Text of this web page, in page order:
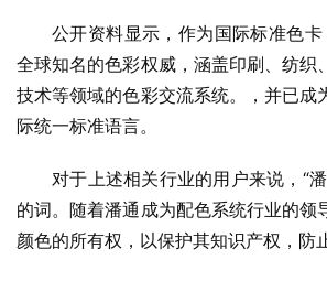
公开资料显示，作为国际标准色卡
全球知名的色彩权威，涵盖印刷、纺织
技术等领域的色彩交流系统。，并已成
际统一标准语言。
对于上述相关行业的用户来说，“
的词。随着潘通成为配色系统行业的领
颜色的所有权，以保护其知识产权，防